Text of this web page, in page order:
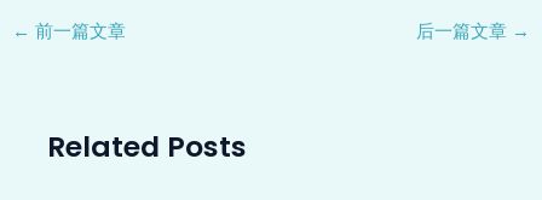
← 前一篇文章 后一篇文章 →
Related Posts